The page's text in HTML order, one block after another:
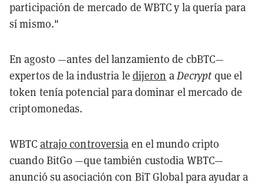
participación de mercado de WBTC y la quería para
sí mismo."
En agosto —antes del lanzamiento de cbBTC—
expertos de la industria le dijeron aDecrypt que el
token tenía potencial para dominar el mercado de
criptomonedas.
WBTC atrajo controversia en el mundo cripto
cuando BitGo —que también custodia WBTC—
anunció su asociación con BiT Global para ayudar a